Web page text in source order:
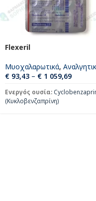
Flexeril
Μυοχαλαρωτικά,
€ 93,43 – € 1 059,69
Ενεργός ουσία:
(Κυκλοβενζαπρίνη)